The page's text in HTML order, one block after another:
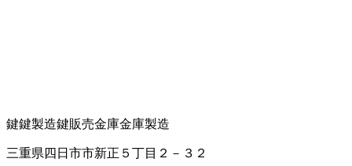
鍵鍵製造鍵販売金庫金庫製造
三重県四日市市新正５丁目２－３２